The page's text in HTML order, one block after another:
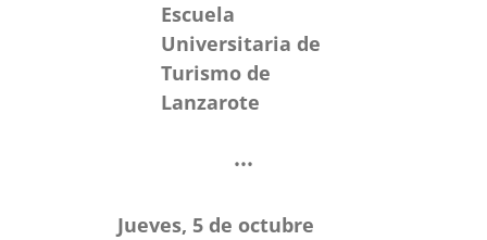
Escuela
Universitaria de
Turismo de
Lanzarote
•••
Jueves, 5 de octubre